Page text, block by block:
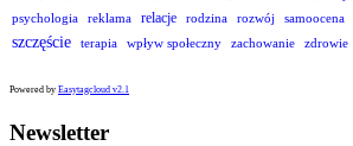
psychologia
reklama relacje rodzina rozwój samoocena
szczęście terapia wpływ społeczny zachowanie zdrowie
Powered by Easytagcloud v2.1
Newsletter